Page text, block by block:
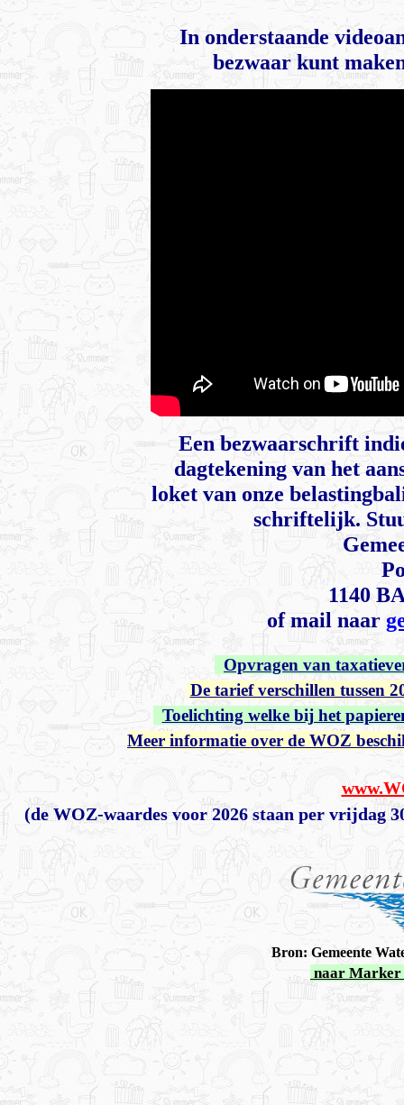
In onderstaande
bezwaar kunt
Een bezwaarschrift
dagtekening van het
loket van onze
schriftelijk.
1140
of mail naar
Opvragen van
De tarief verschillen tussen
Toelichting welke bij het
Meer informatie over de WOZ
(de WOZ-waardes voor 2026 staan per vrijdag
Bron: Gemeente
naar Marker